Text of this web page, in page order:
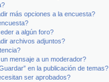
más opciones a la encuesta?
a algún foro?
archivos adjuntos?
mensaje a un moderador?
en la publicación de temas?
ser aprobados?